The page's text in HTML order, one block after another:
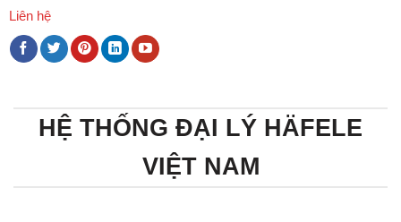
Liên hệ
HỆ THỐNG ĐẠI LÝ HÄFELE
VIỆT NAM